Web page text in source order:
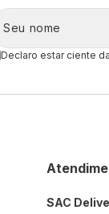
Declaro estar ciente
SAC